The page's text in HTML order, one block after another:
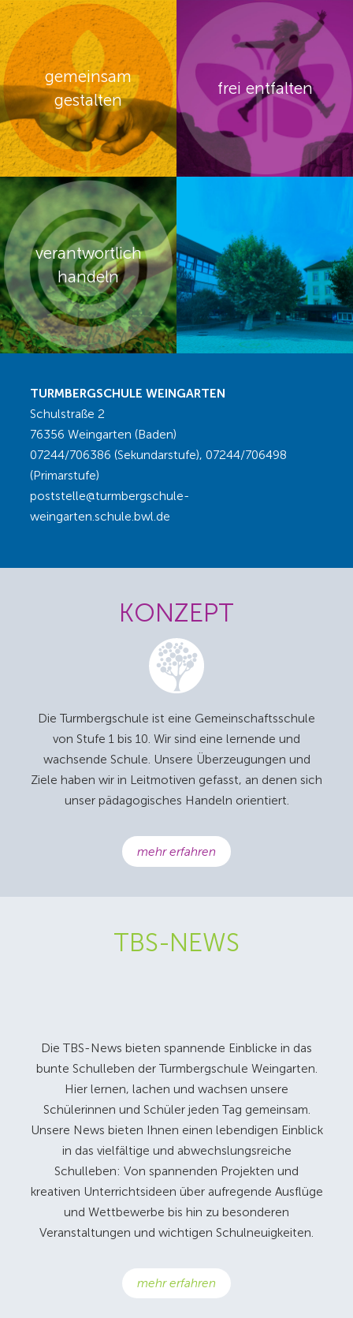
gemeinsam
gestalten
frei entfalten
verantwortlich
handeln
TURMBERGSCHULE WEINGARTEN
Schulstraße 2
76356 Weingarten (Baden)
07244/706386 (Sekundarstufe), 07244/706498
(Primarstufe)
poststelle@turmbergschule-
weingarten.schule.bwl.de
KONZEPT
Die Turmbergschule ist eine Gemeinschaftsschule
von Stufe 1 bis 10. Wir sind eine lernende und
wachsende Schule. Unsere Überzeugungen und
Ziele haben wir in Leitmotiven gefasst, an denen sich
unser pädagogisches Handeln orientiert.
mehr erfahren
TBS-NEWS
Die TBS-News bieten spannende Einblicke in das
bunte Schulleben der Turmbergschule Weingarten.
Hier lernen, lachen und wachsen unsere
Schülerinnen und Schüler jeden Tag gemeinsam.
Unsere News bieten Ihnen einen lebendigen Einblick
in das vielfältige und abwechslungsreiche
Schulleben: Von spannenden Projekten und
kreativen Unterrichtsideen über aufregende Ausflüge
und Wettbewerbe bis hin zu besonderen
Veranstaltungen und wichtigen Schulneuigkeiten.
mehr erfahren